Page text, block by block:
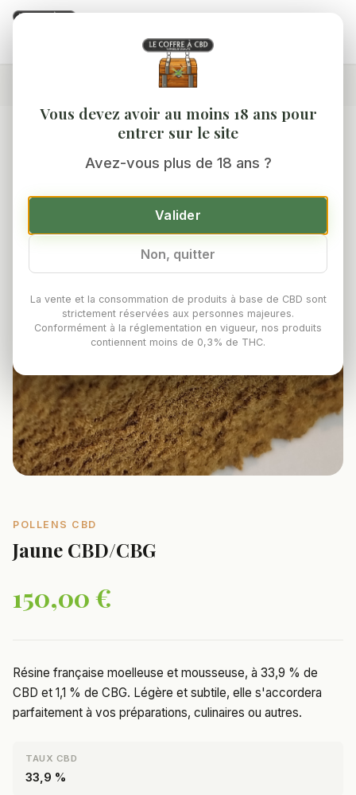
Vous devez avoir au moins 18 ans pour
entrer sur le site
Avez-vous plus de 18 ans ?
Valider
Non, quitter
La vente et la consommation de produits à base de CBD sont
strictement réservées aux personnes majeures.
Conformément à la réglementation en vigueur, nos produits
contiennent moins de 0,3% de THC.
Pollens CBD/Jaune CBD/CBG
POLLENS CBD
Jaune CBD/CBG
150,00 €
Résine française moelleuse et mousseuse, à 33,9 % de
CBD et 1,1 % de CBG. Légère et subtile, elle s'accordera
parfaitement à vos préparations, culinaires ou autres.
TAUX CBD
33,9 %